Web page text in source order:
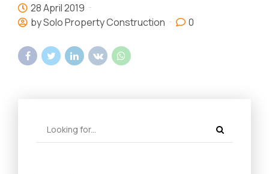
28 April 2019
by Solo Property Construction
0